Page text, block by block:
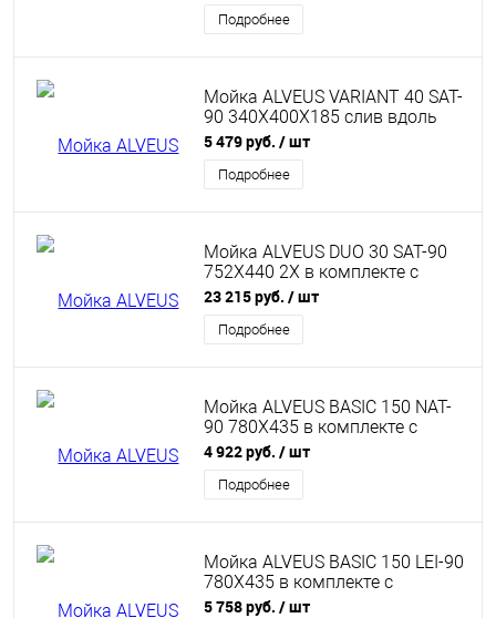
Подробнее
Мойка ALVEUS VARIANT 40 SAT-
90 340X400X185 слив вдоль
длинной стороны в комп. с
сифоном 1102384
5 479 руб. / шт
Подробнее
Мойка ALVEUS DUO 30 SAT-90
752X440 2X в комплекте с
сифоном 1127257
23 215 руб. / шт
Подробнее
Мойка ALVEUS BASIC 150 NAT-
90 780X435 в комплекте с
сифоном 1071239
4 922 руб. / шт
Подробнее
Мойка ALVEUS BASIC 150 LEI-90
780X435 в комплекте с
сифоном 1071239
5 758 руб. / шт